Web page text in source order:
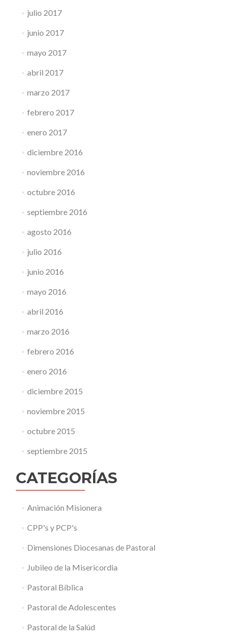
julio 2017
junio 2017
mayo 2017
abril 2017
marzo 2017
febrero 2017
enero 2017
diciembre 2016
noviembre 2016
octubre 2016
septiembre 2016
agosto 2016
julio 2016
junio 2016
mayo 2016
abril 2016
marzo 2016
febrero 2016
enero 2016
diciembre 2015
noviembre 2015
octubre 2015
septiembre 2015
CATEGORÍAS
Animación Misionera
CPP's y PCP's
Dimensiones Diocesanas de Pastoral
Jubileo de la Misericordia
Pastoral Bíblica
Pastoral de Adolescentes
Pastoral de la Salúd